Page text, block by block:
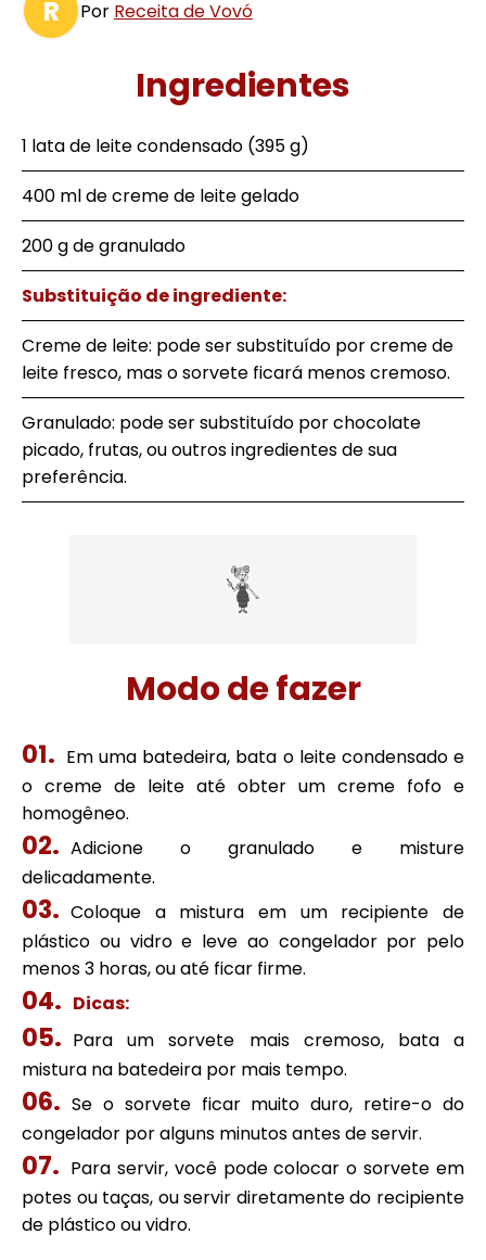
R Por Receita de Vovó
Ingredientes
1 lata de leite condensado (395 g)
400 ml de creme de leite gelado
200 g de granulado
Substituição de ingrediente:
Creme de leite: pode ser substituído por creme de
leite fresco, mas o sorvete ficará menos cremoso.
Granulado: pode ser substituído por chocolate
picado, frutas, ou outros ingredientes de sua
preferência.
Modo de fazer
Em uma batedeira, bata o leite condensado e
o creme de leite até obter um creme fofo e
homogêneo.
Adicione o granulado e misture
delicadamente.
Coloque a mistura em um recipiente de
plástico ou vidro e leve ao congelador por pelo
menos 3 horas, ou até ficar firme.
Dicas:
Para um sorvete mais cremoso, bata a
mistura na batedeira por mais tempo.
Se o sorvete ficar muito duro, retire-o do
congelador por alguns minutos antes de servir.
Para servir, você pode colocar o sorvete em
potes ou taças, ou servir diretamente do recipiente
de plástico ou vidro.